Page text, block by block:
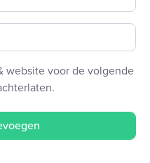
website voor de volgende